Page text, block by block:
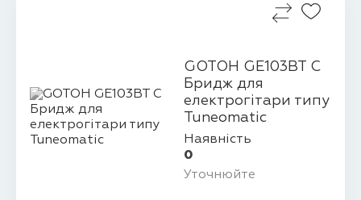
GOTOH GE103BT C
Бридж для
електрогітари типу
Tuneomatic
Наявність
0
Уточнюйте